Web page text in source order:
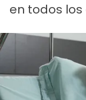
en todos